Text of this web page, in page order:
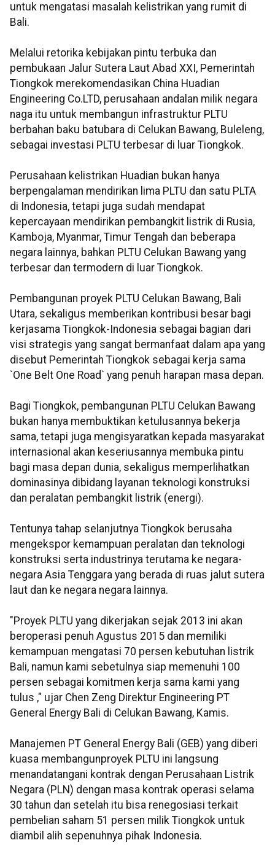
untuk mengatasi masalah kelistrikan yang rumit di
Bali.
Melalui retorika kebijakan pintu terbuka dan
pembukaan Jalur Sutera Laut Abad XXI, Pemerintah
Tiongkok merekomendasikan China Huadian
Engineering Co.LTD, perusahaan andalan milik negara
naga itu untuk membangun infrastruktur PLTU
berbahan baku batubara di Celukan Bawang, Buleleng,
sebagai investasi PLTU terbesar di luar Tiongkok.
Perusahaan kelistrikan Huadian bukan hanya
berpengalaman mendirikan lima PLTU dan satu PLTA
di Indonesia, tetapi juga sudah mendapat
kepercayaan mendirikan pembangkit listrik di Rusia,
Kamboja, Myanmar, Timur Tengah dan beberapa
negara lainnya, bahkan PLTU Celukan Bawang yang
terbesar dan termodern di luar Tiongkok.
Pembangunan proyek PLTU Celukan Bawang, Bali
Utara, sekaligus memberikan kontribusi besar bagi
kerjasama Tiongkok-Indonesia sebagai bagian dari
visi strategis yang sangat bermanfaat dalam apa yang
disebut Pemerintah Tiongkok sebagai kerja sama
`One Belt One Road` yang penuh harapan masa depan.
Bagi Tiongkok, pembangunan PLTU Celukan Bawang
bukan hanya membuktikan ketulusannya bekerja
sama, tetapi juga mengisyaratkan kepada masyarakat
internasional akan keseriusannya membuka pintu
bagi masa depan dunia, sekaligus memperlihatkan
dominasinya dibidang layanan teknologi konstruksi
dan peralatan pembangkit listrik (energi).
Tentunya tahap selanjutnya Tiongkok berusaha
mengekspor kemampuan peralatan dan teknologi
konstruksi serta industrinya terutama ke negara-
negara Asia Tenggara yang berada di ruas jalut sutera
laut dan ke negara negara lainnya.
"Proyek PLTU yang dikerjakan sejak 2013 ini akan
beroperasi penuh Agustus 2015 dan memiliki
kemampuan mengatasi 70 persen kebutuhan listrik
Bali, namun kami sebetulnya siap memenuhi 100
persen sebagai komitmen kerja sama kami yang
tulus ," ujar Chen Zeng Direktur Engineering PT
General Energy Bali di Celukan Bawang, Kamis.
Manajemen PT General Energy Bali (GEB) yang diberi
kuasa membangunproyek PLTU ini langsung
menandatangani kontrak dengan Perusahaan Listrik
Negara (PLN) dengan masa kontrak operasi selama
30 tahun dan setelah itu bisa renegosiasi terkait
pembelian saham 51 persen milik Tiongkok untuk
diambil alih sepenuhnya pihak Indonesia.